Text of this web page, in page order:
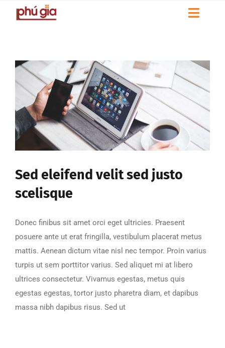
GIỚI THIỆU
DỰ ÁN
LIÊN HỆ
THƯ VIỆN
Sed eleifend velit sed justo
scelisque
Donec finibus sit amet orci eget ultricies. Praesent
posuere ante ut erat fringilla, vestibulum placerat metus
mattis. Aenean dictum vitae nisl nec tempor. Proin varius
turpis ut sem porttitor varius. Sed aliquet mi at libero
ultrices consectetur. Vivamus egestas, metus quis
egestas egestas, tortor justo pharetra diam, et dapibus
massa nibh dapibus risus. Sed ut